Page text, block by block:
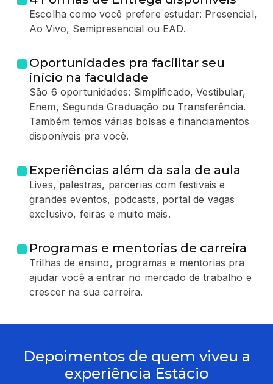
Escolha como você prefere estudar: Presencial,
Ao Vivo, Semipresencial ou EAD.
Oportunidades pra facilitar seu
início na faculdade
São 6 oportunidades: Simplificado, Vestibular,
Enem, Segunda Graduação ou Transferência.
Também temos várias bolsas e financiamentos
disponíveis pra você.
Experiências além da sala de aula
Lives, palestras, parcerias com festivais e
grandes eventos, podcasts, portal de vagas
exclusivo, feiras e muito mais.
Programas e mentorias de carreira
Trilhas de ensino, programas e mentorias pra
ajudar você a entrar no mercado de trabalho e
crescer na sua carreira.
Depoimentos de quem viveu a
experiência Estácio